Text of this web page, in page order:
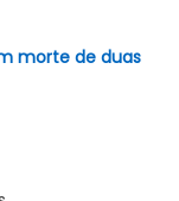
morte de duas